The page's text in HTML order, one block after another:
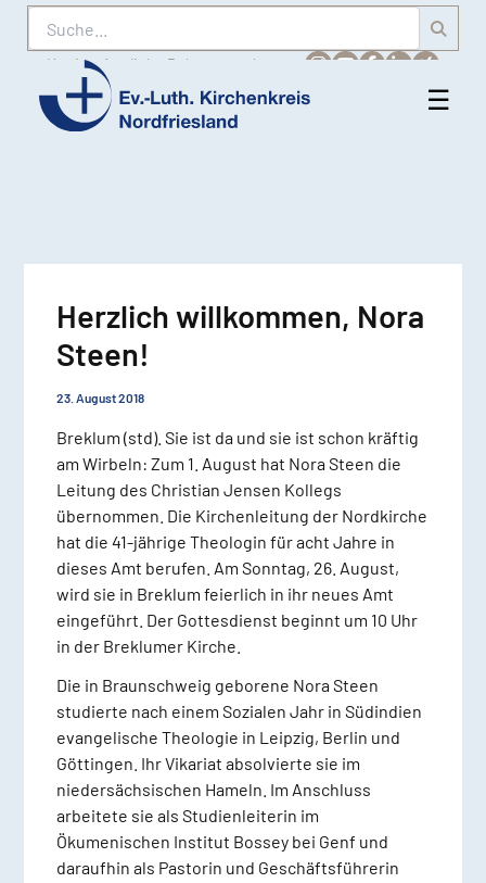
Suche
Karriere Amtliche Bekanntmachungen
Ev.-
☰
Herzlich willkommen, Nora
Steen!
23. August 2018
Breklum (std). Sie ist da und sie ist schon kräftig
am Wirbeln: Zum 1. August hat Nora Steen die
Leitung des Christian Jensen Kollegs
übernommen. Die Kirchenleitung der Nordkirche
hat die 41-jährige Theologin für acht Jahre in
dieses Amt berufen. Am Sonntag, 26. August,
wird sie in Breklum feierlich in ihr neues Amt
eingeführt. Der Gottesdienst beginnt um 10 Uhr
in der Breklumer Kirche.
Die in Braunschweig geborene Nora Steen
studierte nach einem Sozialen Jahr in Südindien
evangelische Theologie in Leipzig, Berlin und
Göttingen. Ihr Vikariat absolvierte sie im
niedersächsischen Hameln. Im Anschluss
arbeitete sie als Studienleiterin im
Ökumenischen Institut Bossey bei Genf und
daraufhin als Pastorin und Geschäftsführerin